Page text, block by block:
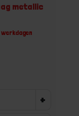
metallic
+